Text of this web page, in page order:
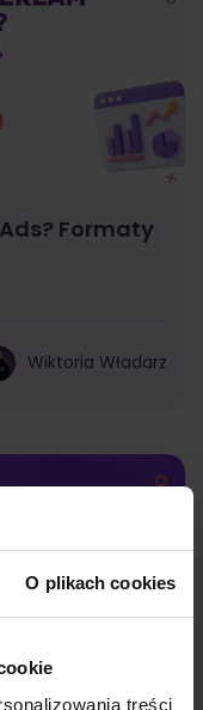
O plikach cookies
treści
Formaty
Wiktoria Władarz